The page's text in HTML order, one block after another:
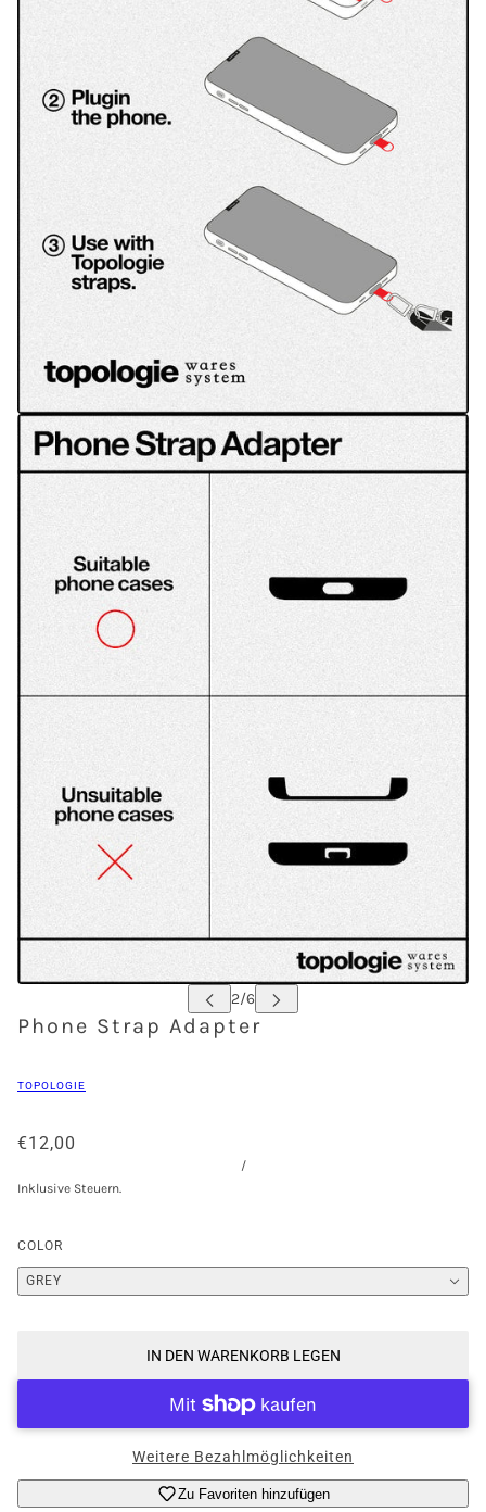
Phone Strap Adapter
TOPOLOGIE
€12,00
/
Inklusive Steuern.
COLOR
GREY
IN DEN WARENKORB LEGEN
Weitere Bezahlmöglichkeiten
Zu Favoriten hinzufügen